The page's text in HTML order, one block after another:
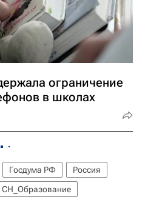
ограничение
в школах
Госдума РФ
Россия
СН_Образование